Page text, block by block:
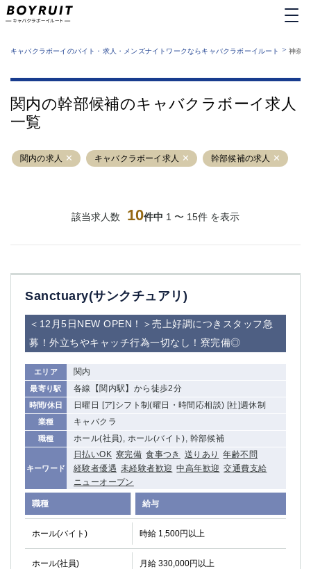
業種から探す
運営者情報
サイトマップ
キャバクラボーイのバイト・求人・メンズナイトワークならキャバクラボーイルート > 神奈
関内の幹部候補のキャバクラボーイ求人
一覧
関内の求人 キャバクラボーイ求人 幹部候補の求人
該当求人数 10件中 1 〜 15件 を表示
Sanctuary(サンクチュアリ)
＜12月5日NEW OPEN！＞売上好調につきスタッフ急
募！外立ちやキャッチ行為一切なし！寮完備◎
エリア 関内
最寄り駅 各線【関内駅】から徒歩2分
時間/休日 日曜日 [ア]シフト制(曜日・時間応相談) [社]週休制
業種 キャバクラ
職種 ホール(社員), ホール(バイト), 幹部候補
キーワード
日払いOK 寮完備 食事つき 送りあり
年齢不問
経験者優遇 未経験者歓迎 中高年歓迎 交通費支給
ニューオープン
職種 給与
ホール(バイト) 時給 1,500円以上
ホール(社員) 月給 330,000円以上
六本木
池袋
渋谷
大和
立川
①六本木 ②西麻布
大山
赤坂
高円寺
蒲田東口
多摩センター
立川（南口）
浜松町
西葛西
中野
葛西
府中
ひばりヶ丘（北口）
学芸大学
吉祥寺（南口／公園口） 小作・羽村・福生エリア
自由が丘
吉祥寺（北口／東口）
四谷
下北沢・経堂
金町（北口）
成増駅徒歩3分の好立地！
三軒茶屋（南口）
①歌舞伎町 ②新宿 ③新宿三丁目 ④西
①歌舞伎町 ②新宿 ③西部新宿 ③東新宿
①歌舞伎町 ②新宿